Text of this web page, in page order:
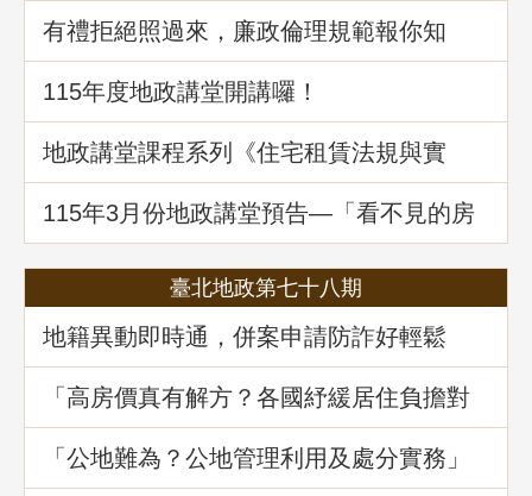
有禮拒絕照過來，廉政倫理規範報你知
115年度地政講堂開講囉！
地政講堂課程系列《住宅租賃法規與實
務》回顧
115年3⽉份地政講堂預告—「看不見的房
屋大盜：揭開不動產詐騙的五大陰謀」
臺北地政第七十八期
地籍異動即時通，併案申請防詐好輕鬆
「高房價真有解方？各國紓緩居住負擔對
策與臺灣房市前景展望」地政講堂回顧
「公地難為？公地管理利用及處分實務」
地政講堂回顧